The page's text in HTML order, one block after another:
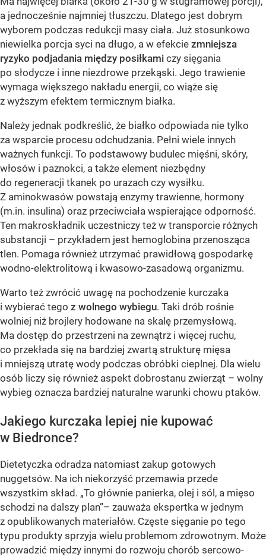
a jednocześnie najmniej tłuszczu. Dlatego jest dobrym
wyborem podczas redukcji masy ciała. Już stosunkowo
niewielka porcja syci na długo, a w efekcie zmniejsza
ryzyko podjadania między posiłkami czy sięgania
po słodycze i inne niezdrowe przekąski. Jego trawienie
wymaga większego nakładu energii, co wiąże się
z wyższym efektem termicznym białka.
Należy jednak podkreślić, że białko odpowiada nie tylko
za wsparcie procesu odchudzania. Pełni wiele innych
ważnych funkcji. To podstawowy budulec mięśni, skóry,
włosów i paznokci, a także element niezbędny
do regeneracji tkanek po urazach czy wysiłku.
Z aminokwasów powstają enzymy trawienne, hormony
(m.in. insulina) oraz przeciwciała wspierające odporność.
Ten makroskładnik uczestniczy też w transporcie różnych
substancji – przykładem jest hemoglobina przenosząca
tlen. Pomaga również utrzymać prawidłową gospodarkę
wodno-elektrolitową i kwasowo-zasadową organizmu.
Warto też zwrócić uwagę na pochodzenie kurczaka
i wybierać tego z wolnego wybiegu. Taki drób rośnie
wolniej niż brojlery hodowane na skalę przemysłową.
Ma dostęp do przestrzeni na zewnątrz i więcej ruchu,
co przekłada się na bardziej zwartą strukturę mięsa
i mniejszą utratę wody podczas obróbki cieplnej. Dla wielu
osób liczy się również aspekt dobrostanu zwierząt – wolny
wybieg oznacza bardziej naturalne warunki chowu ptaków.
Jakiego kurczaka lepiej nie kupować
w Biedronce?
Dietetyczka odradza natomiast zakup gotowych
nuggetsów. Na ich niekorzyść przemawia przede
wszystkim skład. „To głównie panierka, olej i sól, a mięso
schodzi na dalszy plan”– zauważa ekspertka w jednym
z opublikowanych materiałów. Częste sięganie po tego
typu produkty sprzyja wielu problemom zdrowotnym. Może
prowadzić między innymi do rozwoju chorób sercowo-